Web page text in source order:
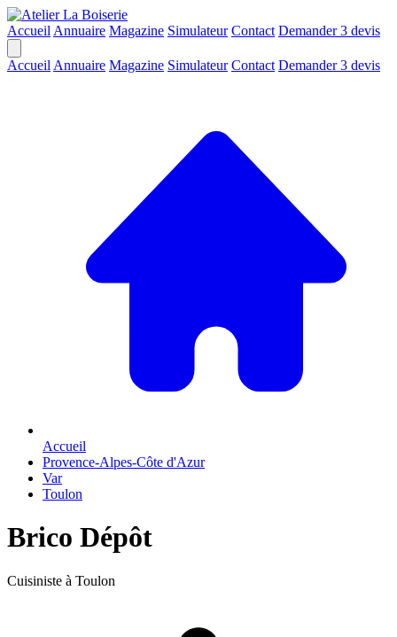
Accueil Annuaire Magazine Simulateur Contact Demander 3 devis
Accueil Annuaire Magazine Simulateur Contact Demander 3 devis
Accueil
Provence-Alpes-Côte d'Azur
Var
Toulon
Brico Dépôt
Cuisiniste à Toulon